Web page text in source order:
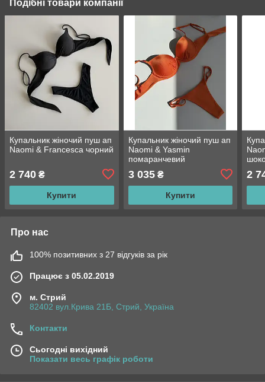
Подібні товари компанії
Купальник жіночий пуш ап
Naomi & Francesca чорний
2 740 ₴
Купити
Купальник жіночий пуш ап
Naomi & Yasmin
помаранчевий
3 035₴
Купити
2
Про нас
100% позитивних з 27 відгуків за рік
Працює з 05.02.2019
м. Стрий
82402 вул.Крива 21Б, Стрий, Україна
Контакти
Сьогодні вихідний
Показати весь графік роботи